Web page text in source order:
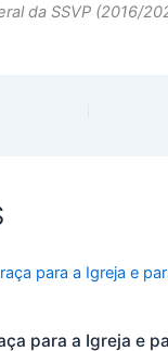
da SSVP (2016/
para a Igreja e